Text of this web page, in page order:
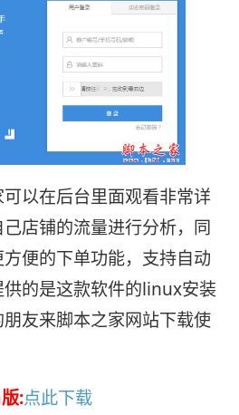
以在后台里面观看非常详
店铺的流量进行分析，同
便的下单功能，支持自动
的是这款软件的linux安装
友来脚本之家网站下载使
:点此下载